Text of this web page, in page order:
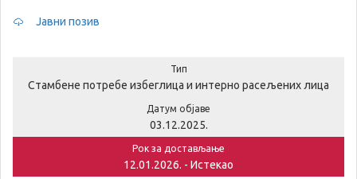
Јавни позив
Тип
Стамбене потребе избеглица и интерно расељених лица
Датум објаве
03.12.2025.
Рок за достављање
12.01.2026. - Истекао